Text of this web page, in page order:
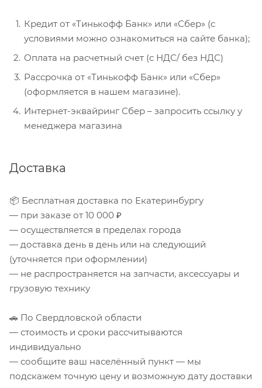
Кредит от «Тинькофф Банк» или «Сбер» (с
условиями можно ознакомиться на сайте банка);
Оплата на расчетный счет (с НДС/ без НДС)
Рассрочка от «Тинькофф Банк» или «Сбер»
(оформляется в нашем магазине).
Интернет-эквайринг Сбер – запросить ссылку у
менеджера магазина
Доставка
📦 Бесплатная доставка по Екатеринбургу
— при заказе от 10 000 ₽
— осуществляется в пределах города
— доставка день в день или на следующий
(уточняется при оформлении)
— не распространяется на запчасти, аксессуары и
грузовую технику
🚗 По Свердловской области
— стоимость и сроки рассчитываются
индивидуально
— сообщите ваш населённый пункт — мы
подскажем точную цену и возможную дату доставки